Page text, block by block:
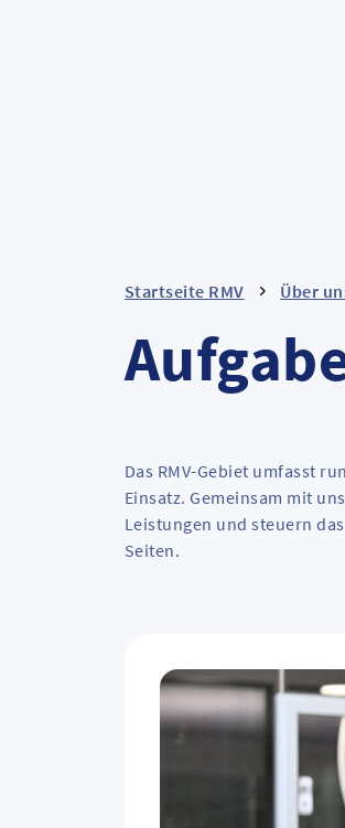
Startseite RMV Über
Das RMV-Gebiet umfasst
Einsatz. Gemeinsam mit
Leistungen und steuern
Seiten.